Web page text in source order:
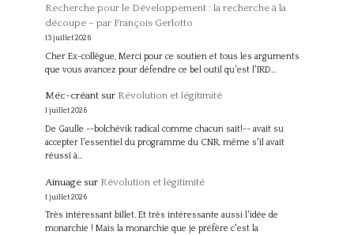
Recherche pour le Développement : la recherche à la
découpe – par François Gerlotto
13 juillet 2026
Cher Ex-collègue, Merci pour ce soutien et tous les arguments
que vous avancez pour défendre ce bel outil qu'est l'IRD…
Méc-créantsur Révolution et légitimité
1 juillet 2026
De Gaulle --bolchévik radical comme chacun sait!-- avait su
accepter l'essentiel du programme du CNR, même s'il avait
réussi à…
Ainuagesur Révolution et légitimité
1 juillet 2026
Très intéressant billet. Et très intéressante aussi l'idée de
monarchie ! Mais la monarchie que je préfère c'est la